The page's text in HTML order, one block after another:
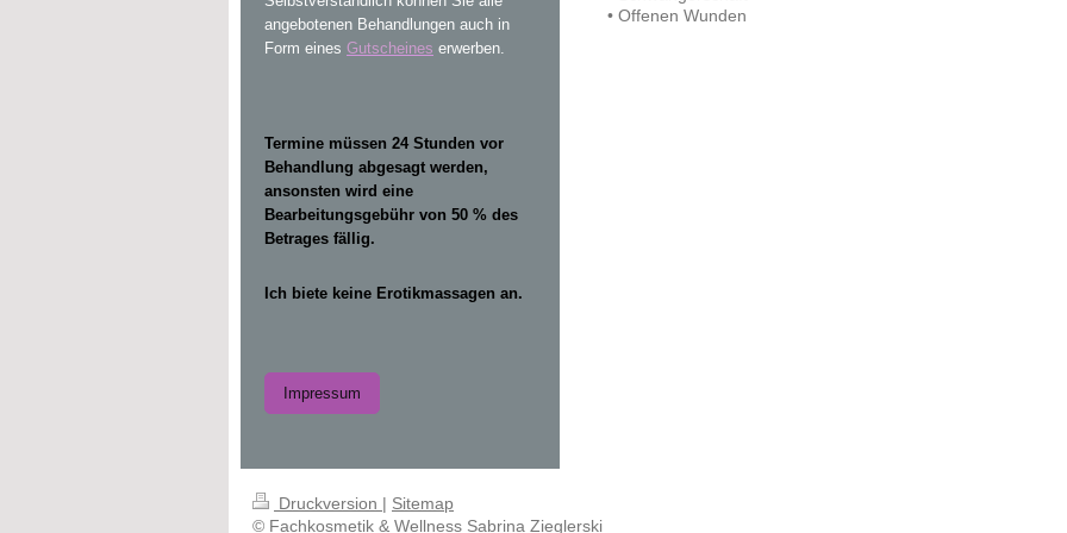
• Offenen Wunden
angebotenen Behandlungen auch in
Form eines Gutscheines erwerben.
Termine müssen 24 Stunden vor
Behandlung abgesagt werden,
ansonsten wird eine
Bearbeitungsgebühr von 50 % des
Betrages fällig.
Ich biete keine Erotikmassagen an.
Impressum
Druckversion | Sitemap
© Fachkosmetik & Wellness Sabrina Zieglerski